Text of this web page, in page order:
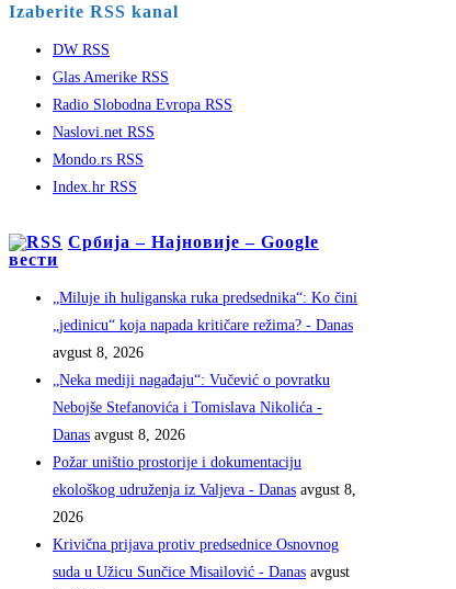
Izaberite RSS kanal
DW RSS
Glas Amerike RSS
Radio Slobodna Evropa RSS
Naslovi.net RSS
Mondo.rs RSS
Index.hr RSS
Србија – Најновије – Google
вести
„Miluje ih huliganska ruka predsednika“: Ko čini
„jedinicu“ koja napada kritičare režima? - Danas
avgust 8, 2026
„Neka mediji nagađaju“: Vučević o povratku
Nebojše Stefanovića i Tomislava Nikolića -
Danas avgust 8, 2026
Požar uništio prostorije i dokumentaciju
ekološkog udruženja iz Valjeva - Danas avgust 8,
2026
Krivična prijava protiv predsednice Osnovnog
suda u Užicu Sunčice Misailović - Danas avgust